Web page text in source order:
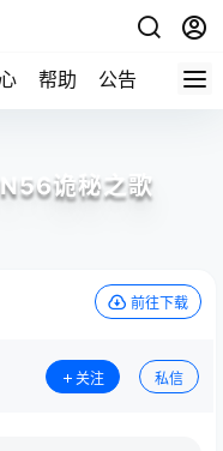
帮助 公告 APP下
诡秘之歌
前往下载
关注 私信